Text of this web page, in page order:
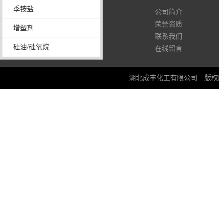
季铵盐
增塑剂
硅油/硅氧烷
13971392419
公司简介
荣誉资质
联系我们
在线留言
湖北成丰化工有限公司 版